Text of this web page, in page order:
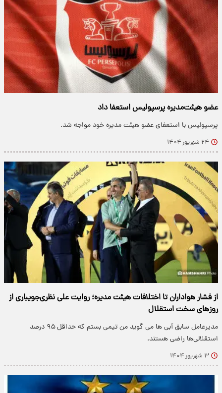
عضو هیئت‌مدیره پرسپولیس استعفا داد
پرسپولیس با استعفای عضو هیئت مدیره خود مواجه شد.
۲۴ شهریور ۱۴۰۴
از فشار هواداران تا اختلافات هیئت مدیره؛ روایت علی نظری‌جویباری از
روزهای سخت استقلال
مدیرعامل سابق آبی ها می گوید من تیمی بستم که حداقل ۹۵ درصد
استقلالی‌ها راضی هستند.
۳ شهریور ۱۴۰۴